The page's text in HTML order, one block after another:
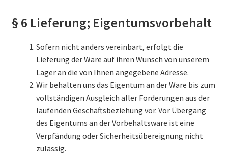
§ 6 Lieferung; Eigentumsvorbehalt
Sofern nicht anders vereinbart, erfolgt die
Lieferung der Ware auf ihren Wunsch von unserem
Lager an die von Ihnen angegebene Adresse.
Wir behalten uns das Eigentum an der Ware bis zum
vollständigen Ausgleich aller Forderungen aus der
laufenden Geschäftsbeziehung vor. Vor Übergang
des Eigentums an der Vorbehaltsware ist eine
Verpfändung oder Sicherheitsübereignung nicht
zulässig.